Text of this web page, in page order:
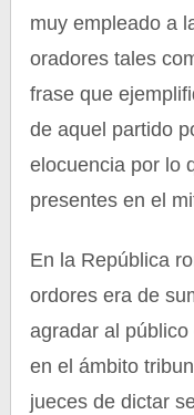
muy empleado a
oradores tales
frase que
de aquel partido
elocuencia por lo
presentes en el
En la República
ordores era de
agradar al
en el ámbito
jueces de dictar